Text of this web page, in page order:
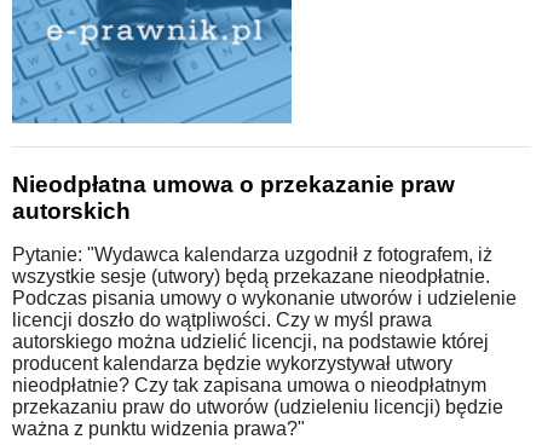
Nieodpłatna umowa o przekazanie praw
autorskich
Pytanie: "Wydawca kalendarza uzgodnił z fotografem, iż
wszystkie sesje (utwory) będą przekazane nieodpłatnie.
Podczas pisania umowy o wykonanie utworów i udzielenie
licencji doszło do wątpliwości. Czy w myśl prawa
autorskiego można udzielić licencji, na podstawie której
producent kalendarza będzie wykorzystywał utwory
nieodpłatnie? Czy tak zapisana umowa o nieodpłatnym
przekazaniu praw do utworów (udzieleniu licencji) będzie
ważna z punktu widzenia prawa?"